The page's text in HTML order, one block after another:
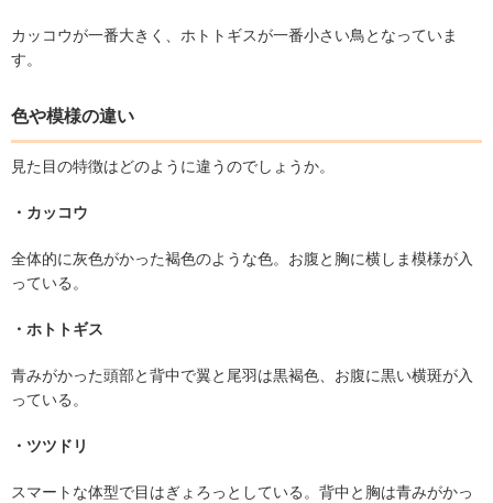
カッコウが一番大きく、ホトトギスが一番小さい鳥となっていま
す。
色や模様の違い
見た目の特徴はどのように違うのでしょうか。
・カッコウ
全体的に灰色がかった褐色のような色。お腹と胸に横しま模様が入
っている。
・ホトトギス
青みがかった頭部と背中で翼と尾羽は黒褐色、お腹に黒い横斑が入
っている。
・ツツドリ
スマートな体型で目はぎょろっとしている。背中と胸は青みがかっ